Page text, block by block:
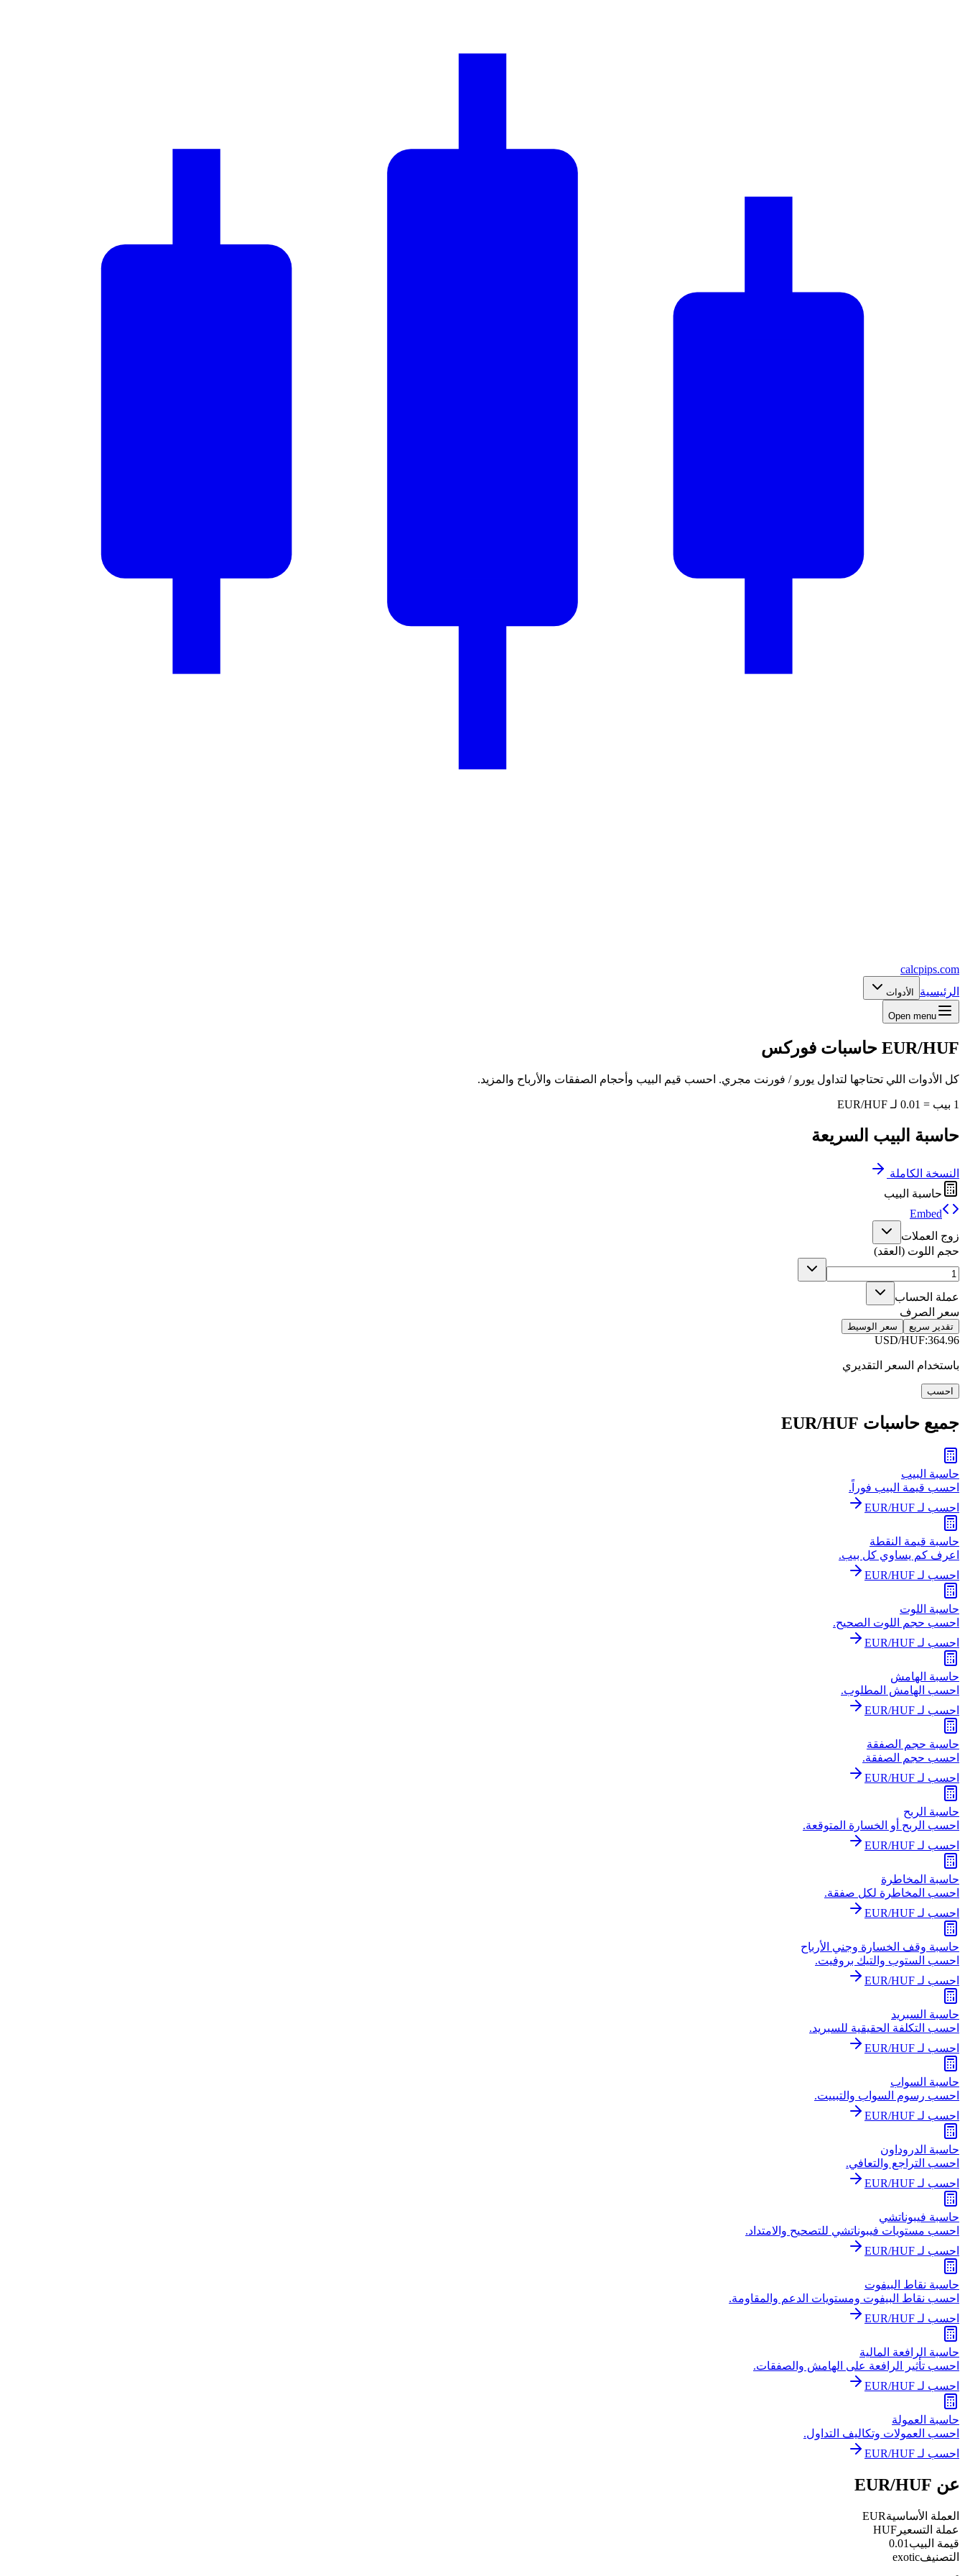
calcpips.com
الرئيسية
الأدوات
Open menu
EUR/HUF حاسبات فوركس
كل الأدوات اللي تحتاجها لتداول يورو / فورنت مجري. احسب قيم البيب وأحجام الصفقات والأرباح والمزيد.
1 بيب = 0.01 لـ EUR/HUF
حاسبة البيب السريعة
النسخة الكاملة
حاسبة البيب
Embed
زوج العملات
حجم اللوت (العقد)
عملة الحساب
سعر الصرف
تقدير سريع سعر الوسيط
USD/HUF:364.96
باستخدام السعر التقديري
احسب
جميع حاسبات EUR/HUF
حاسبة البيب
احسب قيمة البيب فوراً.
احسب لـ EUR/HUF
حاسبة قيمة النقطة
اعرف كم يساوي كل بيب.
احسب لـ EUR/HUF
حاسبة اللوت
احسب حجم اللوت الصحيح.
احسب لـ EUR/HUF
حاسبة الهامش
احسب الهامش المطلوب.
احسب لـ EUR/HUF
حاسبة حجم الصفقة
احسب حجم الصفقة.
احسب لـ EUR/HUF
حاسبة الربح
احسب الربح أو الخسارة المتوقعة.
احسب لـ EUR/HUF
حاسبة المخاطرة
احسب المخاطرة لكل صفقة.
احسب لـ EUR/HUF
حاسبة وقف الخسارة وجني الأرباح
احسب الستوب والتيك بروفيت.
احسب لـ EUR/HUF
حاسبة السبريد
احسب التكلفة الحقيقية للسبريد.
احسب لـ EUR/HUF
حاسبة السواب
احسب رسوم السواب والتبييت.
احسب لـ EUR/HUF
حاسبة الدروداون
احسب التراجع والتعافي.
احسب لـ EUR/HUF
حاسبة فيبوناتشي
احسب مستويات فيبوناتشي للتصحيح والامتداد.
احسب لـ EUR/HUF
حاسبة نقاط البيفوت
احسب نقاط البيفوت ومستويات الدعم والمقاومة.
احسب لـ EUR/HUF
حاسبة الرافعة المالية
احسب تأثير الرافعة على الهامش والصفقات.
احسب لـ EUR/HUF
حاسبة العمولة
احسب العمولات وتكاليف التداول.
احسب لـ EUR/HUF
عن EUR/HUF
العملة الأساسيةEUR
عملة التسعير HUF
قيمة البيب 0.01
التصنيفexotic